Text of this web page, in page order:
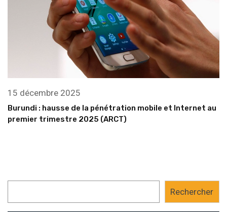
15 décembre 2025
Burundi : hausse de la pénétration mobile et Internet au
premier trimestre 2025 (ARCT)
Rechercher